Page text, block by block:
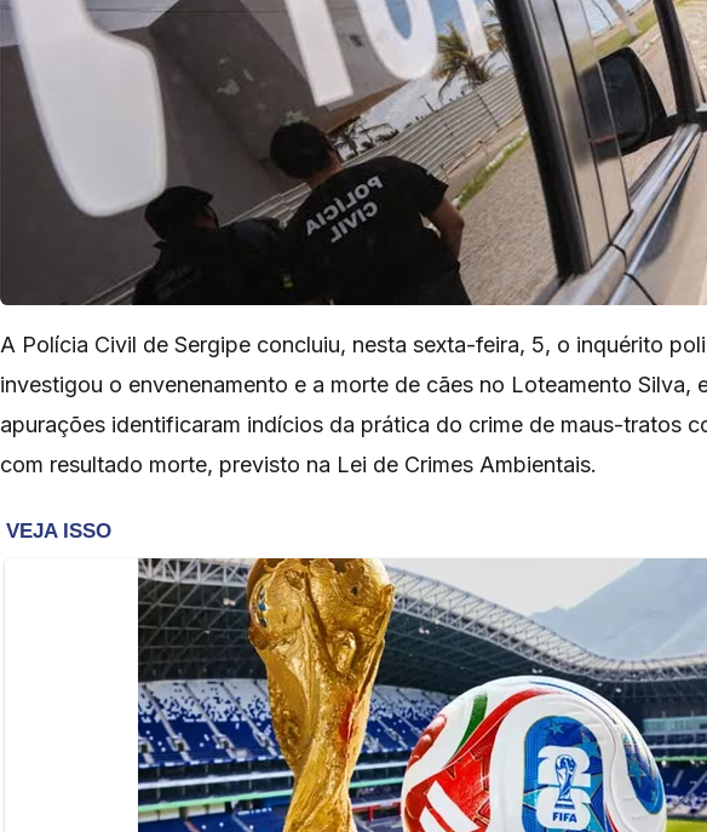
A Polícia Civil de Sergipe concluiu, nesta sexta-feira, 5, o inquérito
investigou o envenenamento e a morte de cães no Loteamento Silva,
apurações identificaram indícios da prática do crime de maus-tratos
com resultado morte, previsto na Lei de Crimes Ambientais.